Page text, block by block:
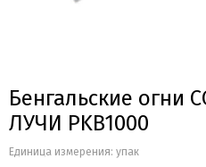
Бомбардир
УПЗ
Бенгальские огни
ЛУЧИ PKB1000
Единица измерения: упак